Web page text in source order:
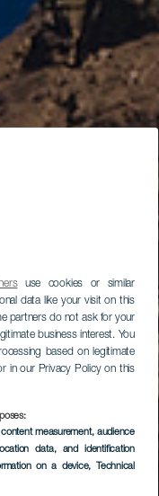
use cookies or similar
data like your visit on this
partners do not ask for your
business interest. You
based on legitimate
in our Privacy Policy on this
measurement, audience
data, and identification
on a device, Technical